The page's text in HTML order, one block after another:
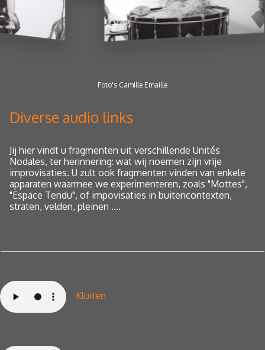
Foto's Camille Emaille
Diverse audio links
Jij hier vindt u fragmenten uit verschillende Unités
Nodales, ter herinnering: wat wij noemen zijn vrije
improvisaties. U zult ook fragmenten vinden van enkele
apparaten waarmee we experimenteren, zoals "Mottes",
"Espace Tendu", of impovisaties in buitencontexten,
straten, velden, pleinen ....
Kluiten